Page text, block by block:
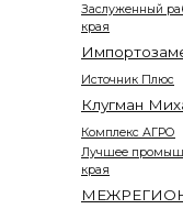
Заслуженный
края
Источник Плюс
Клугман
Комплекс АГРО
Лучшее
края